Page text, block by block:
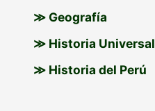
≫ Geografía
≫ Historia Universal
≫ Historia del Perú